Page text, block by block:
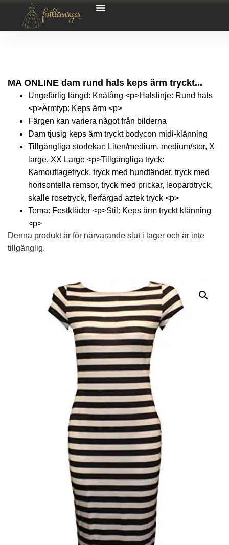
MA ONLINE dam rund hals keps ärm tryckt...
Ungefärlig längd: Knälång <p>Halslinje: Rund hals
<p>Ärmtyp: Keps ärm <p>
Färgen kan variera något från bilderna
Dam tjusig keps ärm tryckt bodycon midi-klänning
Tillgängliga storlekar: Liten/medium, medium/stor, X
large, XX Large <p>Tillgängliga tryck:
Kamouflagetryck, tryck med hundtänder, tryck med
horisontella remsor, tryck med prickar, leopardtryck,
skalle rosetryck, flerfärgad aztek tryck <p>
Tema: Festkläder <p>Stil: Keps ärm tryckt klänning
<p>
Denna produkt är för närvarande slut i lager och är inte
tillgänglig.